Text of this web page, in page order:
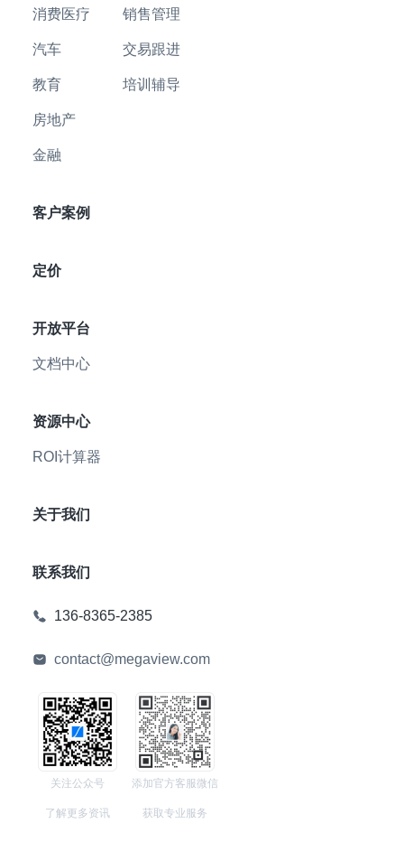
消费医疗
汽车
教育
房地产
金融
销售管理
交易跟进
培训辅导
客户案例
定价
开放平台
文档中心
资源中心
ROI计算器
关于我们
联系我们
136-8365-2385
contact@megaview.com
关注公众号
了解更多资讯
添加官方客服微信
获取专业服务